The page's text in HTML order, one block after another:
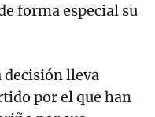
forma especial su
decisión lleva
por el que han